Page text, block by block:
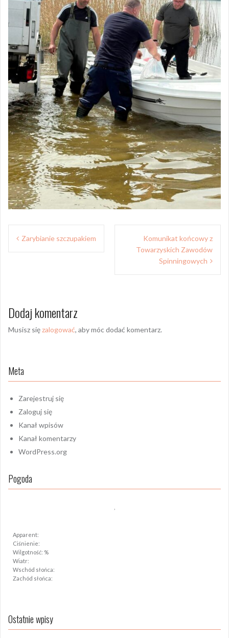
Nawigacja
wpisu
Zarybianie szczupakiem
Komunikat końcowy z
Towarzyskich Zawodów
Spinningowych
Dodaj komentarz
Musisz sięzalogować, aby móc dodać komentarz.
Meta
Zarejestruj się
Zaloguj się
Kanał wpisów
Kanał komentarzy
WordPress.org
Pogoda
Apparent:
Ciśnienie:
Wilgotność: %
Wiatr:
Wschód słońca:
Zachód słońca:
Ostatnie wpisy